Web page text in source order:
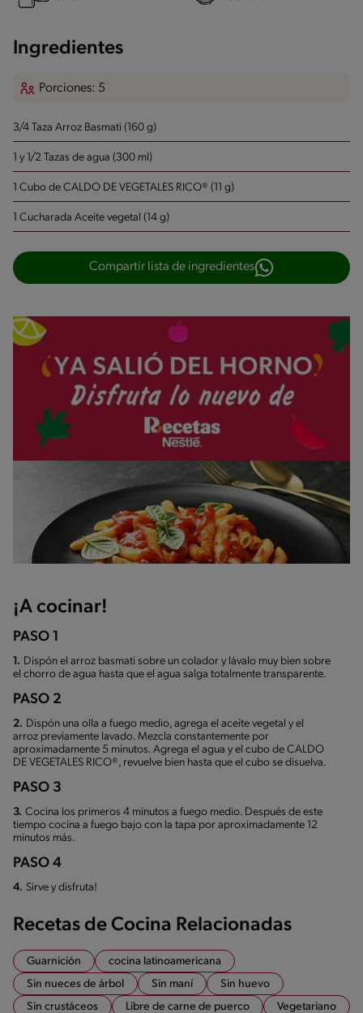
Ingredientes
Porciones: 5
3/4 Taza Arroz Basmati (160 g)
1 y 1/2 Tazas de agua (300 ml)
1 Cubo de CALDO DE VEGETALES RICO® (11 g)
1 Cucharada Aceite vegetal (14 g)
Compartir lista de ingredientes
¡A cocinar!
PASO 1
1. Dispón el arroz basmati sobre un colador y lávalo muy bien sobre
el chorro de agua hasta que el agua salga totalmente transparente.
PASO 2
2. Dispón una olla a fuego medio, agrega el aceite vegetal y el
arroz previamente lavado. Mezcla constantemente por
aproximadamente 5 minutos. Agrega el agua y el cubo de CALDO
DE VEGETALES RICO®, revuelve bien hasta que el cubo se disuelva.
PASO 3
3. Cocina los primeros 4 minutos a fuego medio. Después de este
tiempo cocina a fuego bajo con la tapa por aproximadamente 12
minutos más.
PASO 4
4. Sirve y disfruta!
Recetas de Cocina Relacionadas
Guarnición
cocina latinoamericana
Sin nueces de árbol
Sin maní
Sin huevo
Sin crustáceos
Libre de carne de puerco Vegetariano